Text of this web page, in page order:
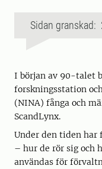
Sidan granskad:
I början av 90-talet
forskningsstation
(NINA) fånga och
ScandLynx.
Under den tiden har
– hur de rör sig och
användas för